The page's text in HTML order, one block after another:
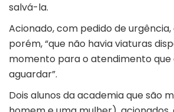
salvá-la.
Acionado, com pedido de urgência,
porém, “que não havia viaturas
momento para o atendimento que
aguardar”.
Dois alunos da academia que são